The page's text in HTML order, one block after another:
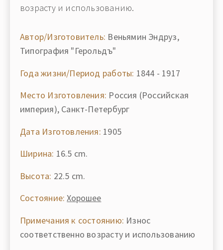
возрасту и использованию.
Автор/Изготовитель: Веньямин Эндруз,
Типография "Герольдъ"
Года жизни/Период работы: 1844 - 1917
Место Изготовления: Россия (Российская
империя), Санкт-Петербург
Дата Изготовления: 1905
Ширина: 16.5 cm.
Высота: 22.5 cm.
Состояние: Хорошее
Примечания к состоянию: Износ
соответственно возрасту и использованию